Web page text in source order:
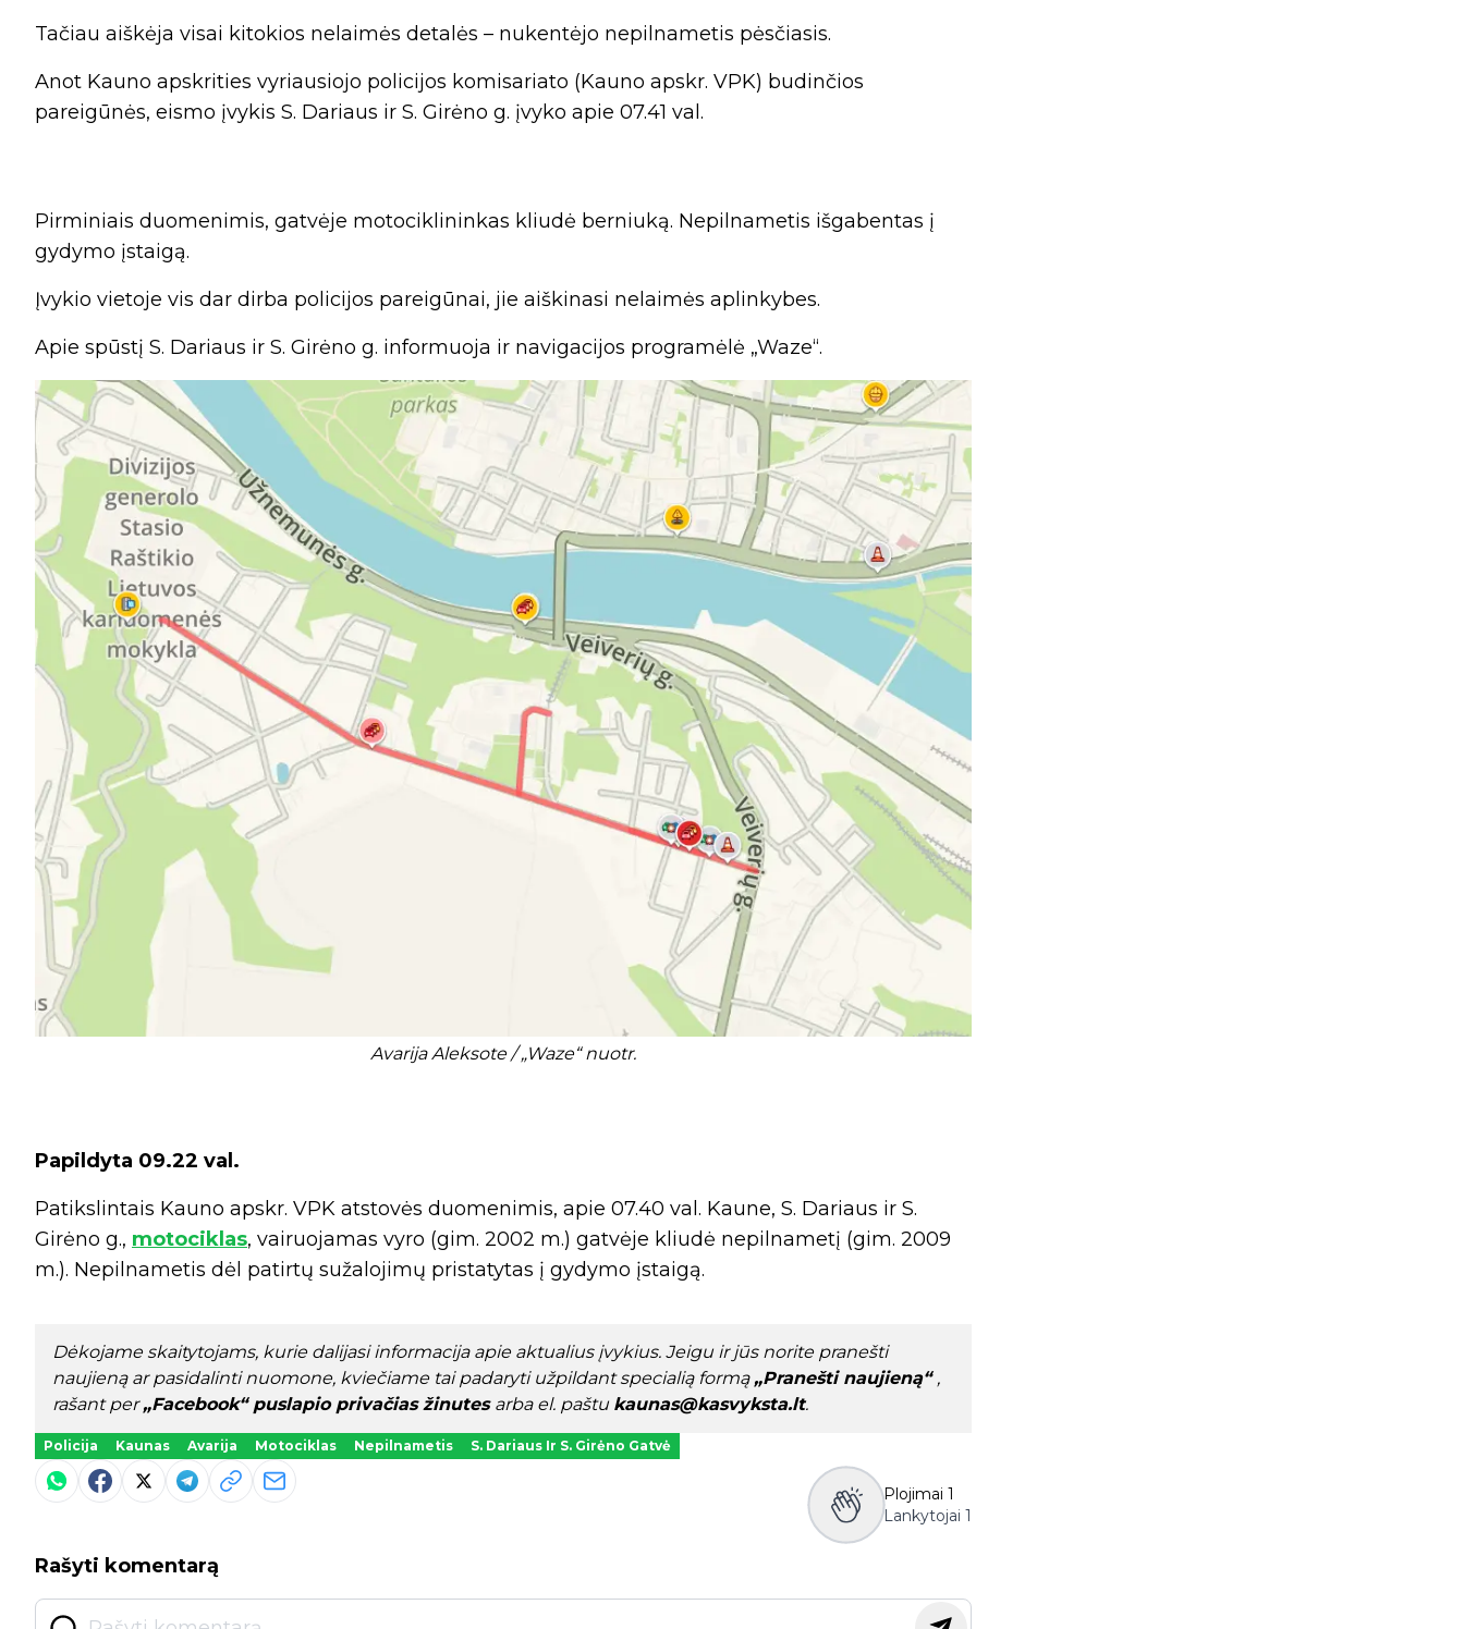
Tačiau aiškėja visai kitokios nelaimės detalės – nukentėjo nepilnametis pėsčiasis.
Anot Kauno apskrities vyriausiojo policijos komisariato (Kauno apskr. VPK) budinčios
pareigūnės, eismo įvykis S. Dariaus ir S. Girėno g. įvyko apie 07.41 val.
Pirminiais duomenimis, gatvėje motociklininkas kliudė berniuką. Nepilnametis išgabentas į
gydymo įstaigą.
Įvykio vietoje vis dar dirba policijos pareigūnai, jie aiškinasi nelaimės aplinkybes.
Apie spūstį S. Dariaus ir S. Girėno g. informuoja ir navigacijos programėlė „Waze“.
Avarija Aleksote / „Waze“ nuotr.
Papildyta 09.22 val.
Patikslintais Kauno apskr. VPK atstovės duomenimis, apie 07.40 val. Kaune, S. Dariaus ir S.
Girėno g., motociklas, vairuojamas vyro (gim. 2002 m.) gatvėje kliudė nepilnametį (gim. 2009
m.). Nepilnametis dėl patirtų sužalojimų pristatytas į gydymo įstaigą.
Dėkojame skaitytojams, kurie dalijasi informacija apie aktualius įvykius. Jeigu ir jūs norite pranešti
naujieną ar pasidalinti nuomone, kviečiame tai padaryti užpildant specialią formą „Pranešti naujieną“ ,
rašant per„Facebook“ puslapio privačias žinutes arba el. paštu kaunas@kasvyksta.lt.
Policija Kaunas Avarija Motociklas Nepilnametis S. Dariaus Ir S. Girėno Gatvė
Plojimai 1
Lankytojai 1
Rašyti komentarą